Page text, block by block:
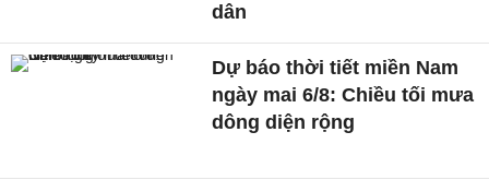
dân
Dự báo thời tiết miền Nam
ngày mai 6/8: Chiều tối mưa
dông diện rộng